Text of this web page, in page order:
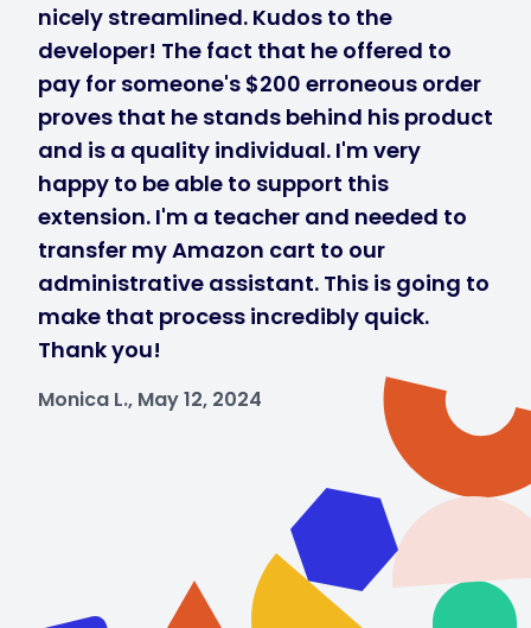
nicely streamlined. Kudos to the
developer! The fact that he offered to
pay for someone's $200 erroneous order
proves that he stands behind his product
and is a quality individual. I'm very
happy to be able to support this
extension. I'm a teacher and needed to
transfer my Amazon cart to our
administrative assistant. This is going to
make that process incredibly quick.
Thank you!
Monica L., May 12, 2024